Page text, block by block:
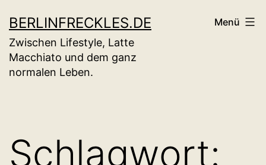
Inhalt
springen
BERLINFRECKLES.DE
Zwischen Lifestyle, Latte
Macchiato und dem ganz
normalen Leben.
Menü
Schlagwort: